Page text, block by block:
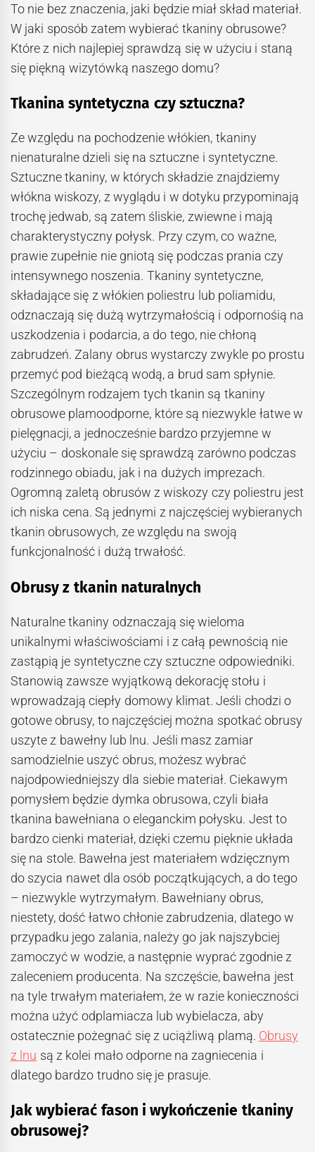
To nie bez znaczenia, jaki będzie miał skład materiał.
W jaki sposób zatem wybierać tkaniny obrusowe?
Które z nich najlepiej sprawdzą się w użyciu i staną
się piękną wizytówką naszego domu?
Tkanina syntetyczna czy sztuczna?
Ze względu na pochodzenie włókien, tkaniny
nienaturalne dzieli się na sztuczne i syntetyczne.
Sztuczne tkaniny, w których składzie znajdziemy
włókna wiskozy, z wyglądu i w dotyku przypominają
trochę jedwab, są zatem śliskie, zwiewne i mają
charakterystyczny połysk. Przy czym, co ważne,
prawie zupełnie nie gniotą się podczas prania czy
intensywnego noszenia. Tkaniny syntetyczne,
składające się z włókien poliestru lub poliamidu,
odznaczają się dużą wytrzymałością i odpornośią na
uszkodzenia i podarcia, a do tego, nie chłoną
zabrudzeń. Zalany obrus wystarczy zwykle po prostu
przemyć pod bieżącą wodą, a brud sam spłynie.
Szczególnym rodzajem tych tkanin są tkaniny
obrusowe plamoodporne, które są niezwykle łatwe w
pielęgnacji, a jednocześnie bardzo przyjemne w
użyciu – doskonale się sprawdzą zarówno podczas
rodzinnego obiadu, jak i na dużych imprezach.
Ogromną zaletą obrusów z wiskozy czy poliestru jest
ich niska cena. Są jednymi z najczęściej wybieranych
tkanin obrusowych, ze względu na swoją
funkcjonalność i dużą trwałość.
Obrusy z tkanin naturalnych
Naturalne tkaniny odznaczają się wieloma
unikalnymi właściwościami i z całą pewnością nie
zastąpią je syntetyczne czy sztuczne odpowiedniki.
Stanowią zawsze wyjątkową dekorację stołu i
wprowadzają ciepły domowy klimat. Jeśli chodzi o
gotowe obrusy, to najczęściej można spotkać obrusy
uszyte z bawełny lub lnu. Jeśli masz zamiar
samodzielnie uszyć obrus, możesz wybrać
najodpowiedniejszy dla siebie materiał. Ciekawym
pomysłem będzie dymka obrusowa, czyli biała
tkanina bawełniana o eleganckim połysku. Jest to
bardzo cienki materiał, dzięki czemu pięknie układa
się na stole. Bawełna jest materiałem wdzięcznym
do szycia nawet dla osób początkujących, a do tego
– niezwykle wytrzymałym. Bawełniany obrus,
niestety, dość łatwo chłonie zabrudzenia, dlatego w
przypadku jego zalania, należy go jak najszybciej
zamoczyć w wodzie, a następnie wyprać zgodnie z
zaleceniem producenta. Na szczęście, bawełna jest
na tyle trwałym materiałem, że w razie konieczności
można użyć odplamiacza lub wybielacza, aby
ostatecznie pożegnać się z uciążliwą plamą. Obrusy
z lnu są z kolei mało odporne na zagniecenia i
dlatego bardzo trudno się je prasuje.
Jak wybierać fason i wykończenie tkaniny
obrusowej?